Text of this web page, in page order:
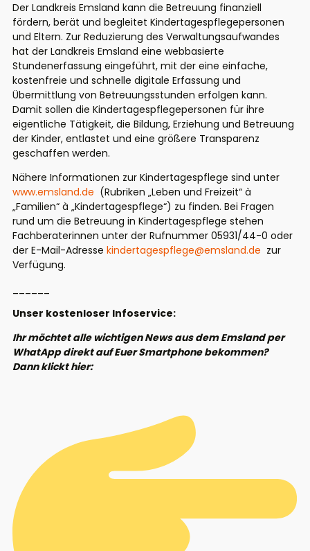
Der Landkreis Emsland kann die Betreuung finanziell
fördern, berät und begleitet Kindertagespflegepersonen
und Eltern. Zur Reduzierung des Verwaltungsaufwandes
hat der Landkreis Emsland eine webbasierte
Stundenerfassung eingeführt, mit der eine einfache,
kostenfreie und schnelle digitale Erfassung und
Übermittlung von Betreuungsstunden erfolgen kann.
Damit sollen die Kindertagespflegepersonen für ihre
eigentliche Tätigkeit, die Bildung, Erziehung und Betreuung
der Kinder, entlastet und eine größere Transparenz
geschaffen werden.
Nähere Informationen zur Kindertagespflege sind unter
www.emsland.de (Rubriken „Leben und Freizeit“ à
„Familien“ à „Kindertagespflege“) zu finden. Bei Fragen
rund um die Betreuung in Kindertagespflege stehen
Fachberaterinnen unter der Rufnummer 05931/44-0 oder
der E-Mail-Adresse kindertagespflege@emsland.de zur
Verfügung.
Unser kostenloser Infoservice:
Ihr möchtet alle wichtigen News aus dem Emsland per
WhatApp direkt auf Euer Smartphone bekommen?
Dann klickt hier: